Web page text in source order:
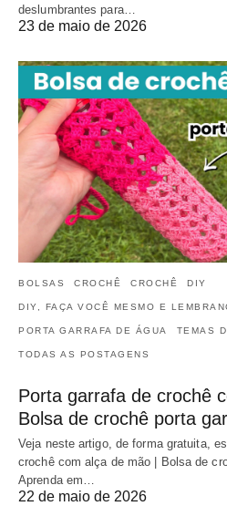
deslumbrantes para…
23 de maio de 2026
BOLSAS CROCHÊ CROCHÊ DIY
DIY, FAÇA VOCÊ MESMO E
PORTA GARRAFA DE ÁGUA TEMAS
TODAS AS POSTAGENS
Porta garrafa de crochê
Bolsa de crochê porta
Veja neste artigo, de forma gratuita,
crochê com alça de mão | Bolsa de
Aprenda em…
22 de maio de 2026